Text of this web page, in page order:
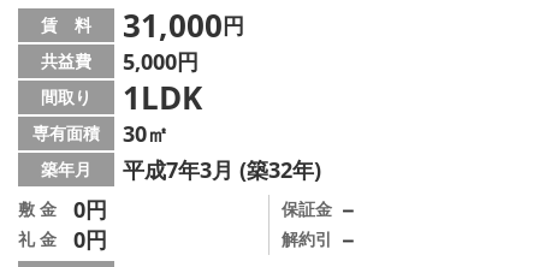
メールでお問い合わせ
賃 料 31,000円
共益費 5,000円
間取り 1LDK
専有面積 30㎡
築年月 平成7年3月 (築32年)
敷 金 0円
礼 金 0円
保証金 －
解約引 －